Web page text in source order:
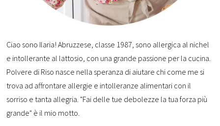
Ciao sono Ilaria! Abruzzese, classe 1987, sono allergica al nichel
e intollerante al lattosio, con una grande passione per la cucina.
Polvere di Riso nasce nella speranza di aiutare chi come me si
trova ad affrontare allergie e intolleranze alimentari con il
sorriso e tanta allegria. "Fai delle tue debolezze la tua forza più
grande" è il mio motto.